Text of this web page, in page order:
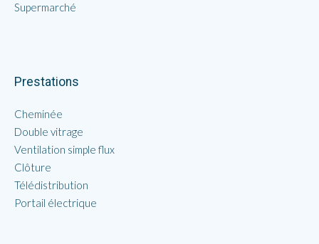
Supermarché
Prestations
Cheminée
Double vitrage
Ventilation simple flux
Clôture
Télédistribution
Portail électrique